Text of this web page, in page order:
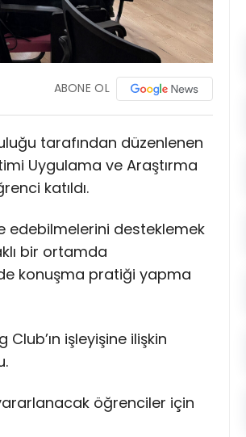
ABONE OL
tarafından düzenlenen
Uygulama ve Araştırma
katıldı.
edebilmelerini desteklemek
bir ortamda
konuşma pratiği yapma
işleyişine ilişkin
öğrenciler için